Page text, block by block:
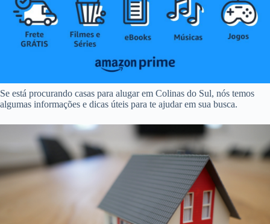
Se está procurando casas para alugar em Colinas do Sul, nós temos
algumas informações e dicas úteis para te ajudar em sua busca.